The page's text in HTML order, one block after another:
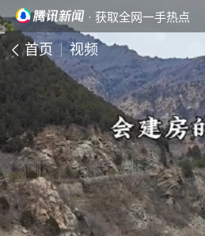
· 获取全网一手热点
首页 视频